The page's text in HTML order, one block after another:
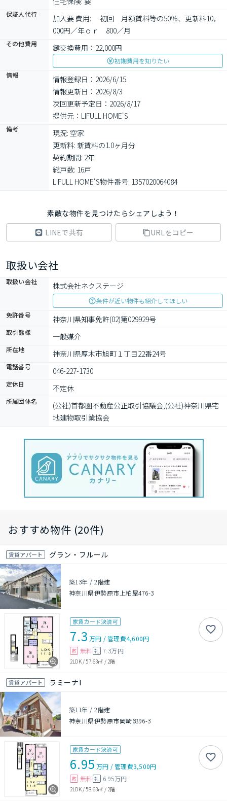
保証人代行
加入要 費用: 　初回　月額賃料等の50％、更新料10，
000円／年ｏｒ　800／月
その他費用 鍵交換費用：22,000円
初期費用を知りたい
情報
情報登録日：2026/6/15
情報更新日：2026/8/3
次回更新予定日：2026/8/17
提供元：LIFULL HOME'S
備考
現況: 空家
更新料: 新賃料の1.0ヶ月分
契約期間: 2年
総戸数: 16戸
LIFULL HOME'S物件番号: 1357020064084
素敵な物件を見つけたらシェアしよう！
LINEで共有
URLをコピー
取扱い会社
取扱い会社 株式会社ネクステージ
条件が近い物件も紹介してほしい
免許番号
神奈川県知事免許(02)第029929号
取引態様 一般媒介
所在地 神奈川県厚木市旭町１丁目22番24号
電話番号 046-227-1730
定休日 不定休
所属団体名
(公社)首都圏不動産公正取引協議会,(公社)神奈川県宅
地建物取引業協会
おすすめ物件 (20件)
賃貸アパート グラン・フルール
築13年 /2階建
神奈川県伊勢原市上粕屋476-3
家賃カード決済可
7.3 万円 /管理費4,600円
敷 無料 礼 7.3万円
2LDK/57.63㎡ /2階
賃貸アパート ラミーナI
築11年 /2階建
神奈川県伊勢原市岡崎6896-3
家賃カード決済可
6.95 万円 /管理費3,500円
敷 無料 礼 6.95万円
2LDK/58.63㎡ /2階